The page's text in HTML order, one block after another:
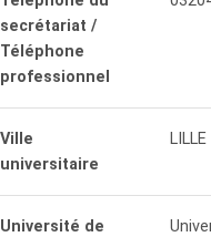
secrétariat /
Téléphone
professionnel
Ville
universitaire
LILLE
Université de